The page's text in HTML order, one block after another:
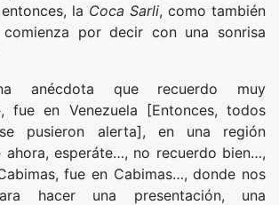
la Coca Sarli, como también
por decir con una sonrisa
anécdota que recuerdo muy
fue en Venezuela [Entonces, todos
pusieron alerta], en una región
ahora, esperáte…, no recuerdo bien…,
fue en Cabimas…, donde nos
hacer una presentación, una